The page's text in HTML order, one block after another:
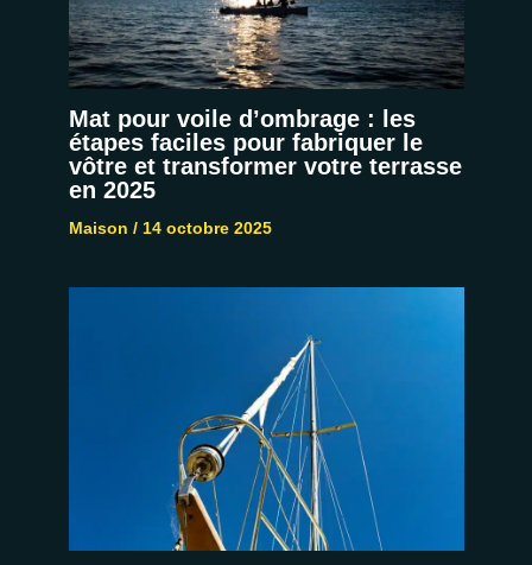
Mat pour voile d’ombrage : les
étapes faciles pour fabriquer le
vôtre et transformer votre terrasse
en 2025
Maison / 14 octobre 2025